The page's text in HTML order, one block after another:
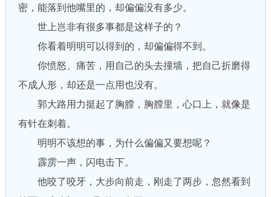
密，能落到他嘴里的，却偏偏没有多少。
世上岂非有很多事都是这样子的？
你看着明明可以得到的，却偏偏得不到。
你愤怒、痛苦，用自己的头去撞墙，把自己折磨得
不成人形，却还是一点用也没有。
郭大路用力挺起了胸膛，胸膛里，心口上，就像是
有针在刺着。
明明不该想的事，为什么偏偏又要想呢？
霹雳一声，闪电击下。
他咬了咬牙，大步向前走，刚走了两步，忽然看到